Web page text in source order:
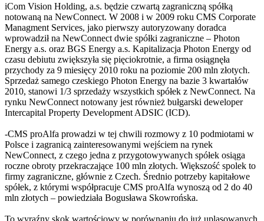
iCom Vision Holding, a.s. będzie czwartą zagraniczną spółką
notowaną na NewConnect. W 2008 i w 2009 roku CMS Corporate
Managment Services, jako pierwszy autoryzowany doradca
wprowadził na NewConnect dwie spółki zagraniczne – Photon
Energy a.s. oraz BGS Energy a.s. Kapitalizacja Photon Energy od
czasu debiutu zwiększyła się pięciokrotnie, a firma osiągnęła
przychody za 9 miesięcy 2010 roku na poziomie 200 mln złotych.
Sprzedaż samego czeskiego Photon Energy na bazie 3 kwartałów
2010, stanowi 1/3 sprzedaży wszystkich spółek z NewConnect. Na
rynku NewConnect notowany jest również bułgarski deweloper
Intercapital Property Development ADSIC (ICD).
-CMS proAlfa prowadzi w tej chwili rozmowy z 10 podmiotami w
Polsce i zagranicą zainteresowanymi wejściem na rynek
NewConnect, z czego jedna z przygotowywanych spółek osiąga
roczne obroty przekraczające 100 mln złotych. Większość spolek to
firmy zagraniczne, głównie z Czech. Średnio potrzeby kapitałowe
spółek, z którymi współpracuje CMS proAlfa wynoszą od 2 do 40
mln złotych – powiedziała Bogusława Skowrońska.
To wyraźny skok wartościowy w porównaniu do już uplasowanych